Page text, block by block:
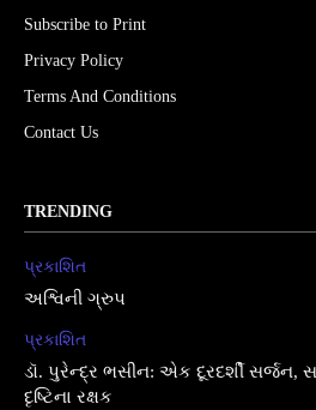
Subscribe to Print
Privacy Policy
Terms And Conditions
Contact Us
TRENDING
પ્રકાશિત
અશ્વિની ગ્રુપ
પ્રકાશિત
ડૉ. પુરેન્દ્ર ભસીન: એક દૂરદર્શી
દૃષ્ટિના રક્ષક